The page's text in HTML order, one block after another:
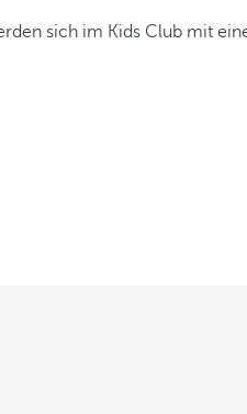
sich im Kids Club mit